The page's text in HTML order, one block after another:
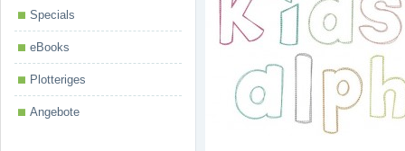
Specials
eBooks
Plotteriges
Angebote